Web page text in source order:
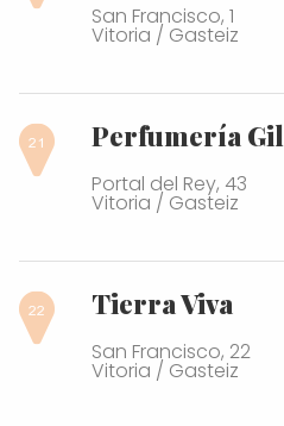
San Francisco, 1
Vitoria / Gasteiz
Perfumería Gil
Portal del Rey, 43
Vitoria / Gasteiz
Tierra Viva
San Francisco, 22
Vitoria / Gasteiz